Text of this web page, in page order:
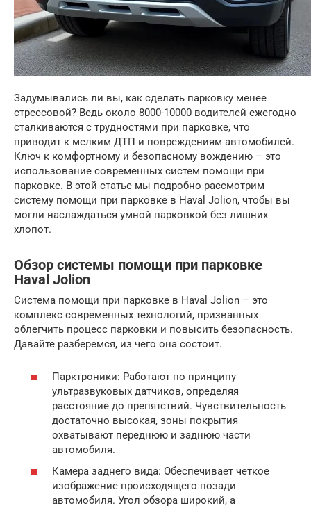
Задумывались ли вы, как сделать парковку менее
стрессовой? Ведь около 8000-10000 водителей ежегодно
сталкиваются с трудностями при парковке, что
приводит к мелким ДТП и повреждениям автомобилей.
Ключ к комфортному и безопасному вождению – это
использование современных систем помощи при
парковке. В этой статье мы подробно рассмотрим
систему помощи при парковке в Haval Jolion, чтобы вы
могли наслаждаться умной парковкой без лишних
хлопот.
Обзор системы помощи при парковке
Haval Jolion
Система помощи при парковке в Haval Jolion – это
комплекс современных технологий, призванных
облегчить процесс парковки и повысить безопасность.
Давайте разберемся, из чего она состоит.
Парктроники: Работают по принципу
ультразвуковых датчиков, определяя
расстояние до препятствий. Чувствительность
достаточно высокая, зоны покрытия
охватывают переднюю и заднюю части
автомобиля.
Камера заднего вида: Обеспечивает четкое
изображение происходящего позади
автомобиля. Угол обзора широкий, а